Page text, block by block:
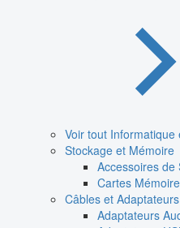
Voir tout Informatique
Stockage et Mémoire
Accessoires de
Cartes Mémoire
Câbles et Adaptateurs
Adaptateurs